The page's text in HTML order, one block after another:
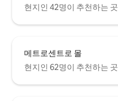
현지인 42명이 추천하는 곳
메트로센트로 몰
현지인 62명이 추천하는 곳